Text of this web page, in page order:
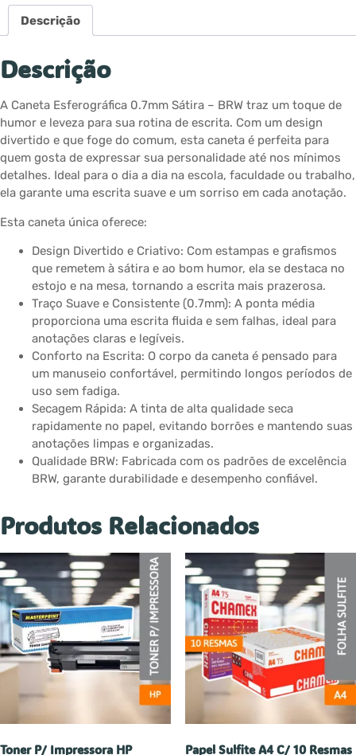
Descrição
Descrição
A Caneta Esferográfica 0.7mm Sátira – BRW traz um toque de
humor e leveza para sua rotina de escrita. Com um design
divertido e que foge do comum, esta caneta é perfeita para
quem gosta de expressar sua personalidade até nos mínimos
detalhes. Ideal para o dia a dia na escola, faculdade ou trabalho,
ela garante uma escrita suave e um sorriso em cada anotação.
Esta caneta única oferece:
Design Divertido e Criativo: Com estampas e grafismos
que remetem à sátira e ao bom humor, ela se destaca no
estojo e na mesa, tornando a escrita mais prazerosa.
Traço Suave e Consistente (0.7mm): A ponta média
proporciona uma escrita fluida e sem falhas, ideal para
anotações claras e legíveis.
Conforto na Escrita: O corpo da caneta é pensado para
um manuseio confortável, permitindo longos períodos de
uso sem fadiga.
Secagem Rápida: A tinta de alta qualidade seca
rapidamente no papel, evitando borrões e mantendo suas
anotações limpas e organizadas.
Qualidade BRW: Fabricada com os padrões de excelência
BRW, garante durabilidade e desempenho confiável.
Produtos Relacionados
Toner P/ Impressora HP
Papel Sulfite A4 C/ 10 Resmas